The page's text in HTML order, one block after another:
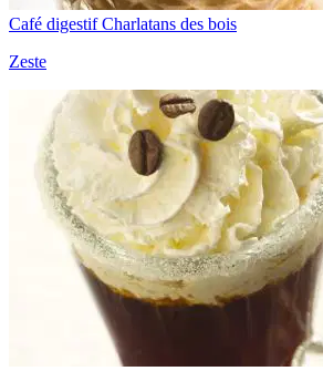
Café digestif Charlatans des bois
Zeste